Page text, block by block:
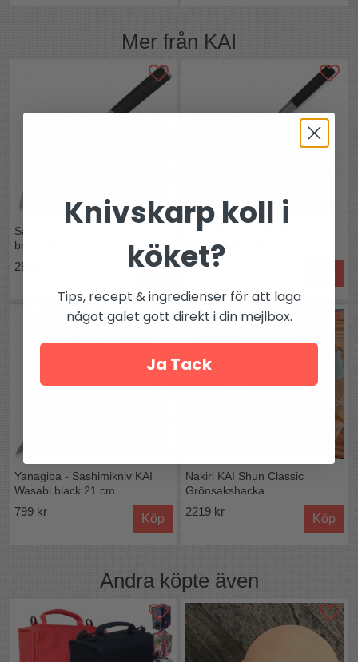
Mer från KAI
Santokukniv KAI Shun Classic
bred 19 cm
2949 kr
Yanagiba - Sashimikniv KAI
Wasabi black 24 cm
899 kr
Yanagiba - Sashimikniv KAI
Wasabi black 21 cm
799 kr
Köp
Nakiri KAI Shun Classic
Grönsakshacka
2219 kr
Köp
Andra köpte även
Knivskarp koll i
köket?
Tips, recept & ingredienser för att laga
något galet gott direkt i din mejlbox.
Ja Tack